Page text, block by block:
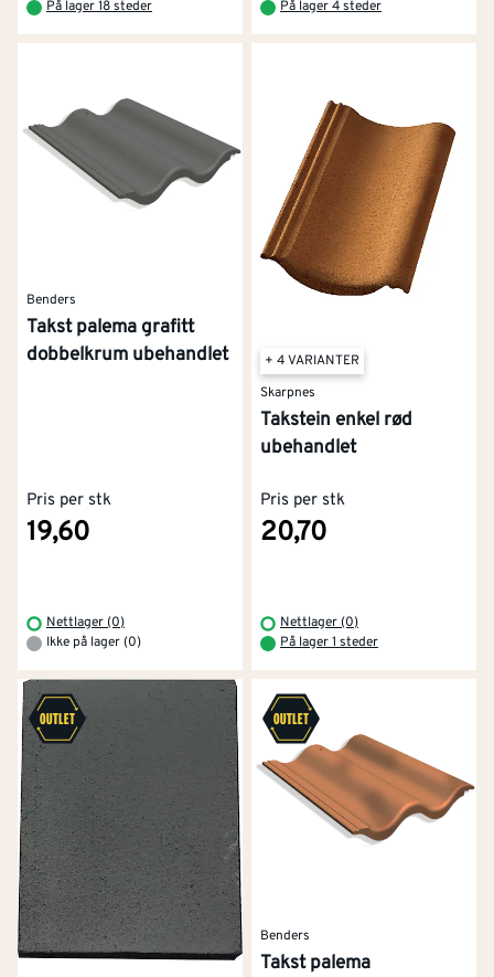
På lager 18 steder På lager 4 steder
Benders
Takst palema grafitt
dobbelkrum ubehandlet
Pris per stk
19,60
Nettlager (0)
Ikke på lager (0)
+ 4 VARIANTER
Skarpnes
Takstein enkel rød
ubehandlet
Pris per stk
20,70
Nettlager (0)
På lager 1 steder
Benders
Takst palema